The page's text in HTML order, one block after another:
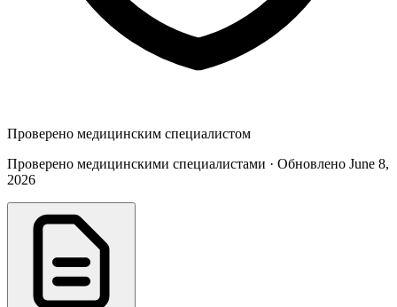
Проверено медицинским специалистом
Проверено медицинскими специалистами · Обновлено June 8,
2026